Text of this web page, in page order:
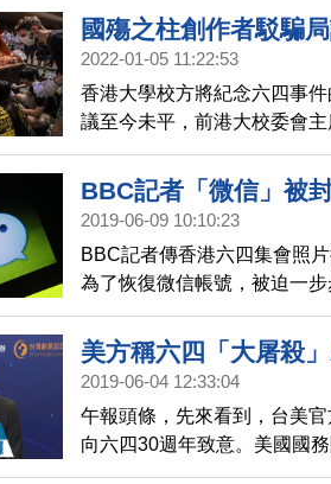
騰則急忙發帖闢謠，堅稱自
「商業大佬們惶惶不可終日
國殤之柱創作者駁騙
2022-01-05 11:22:53
香港大學校方將紀念六四事
議至今未平，前港大校委會
局」，引來創作者高志活的
BBC記者「微信」被
2019-06-09 10:10:23
BBC記者傳香港六四集會照
為了恢復微信帳號，被迫一
「認錯」、他的臉部掃描、
美方稱六四「大屠殺
2019-06-04 12:33:04
午報頭條，先來看到，台美
向六四30週年致意。美國國
今天致詞主動談到兩岸對比